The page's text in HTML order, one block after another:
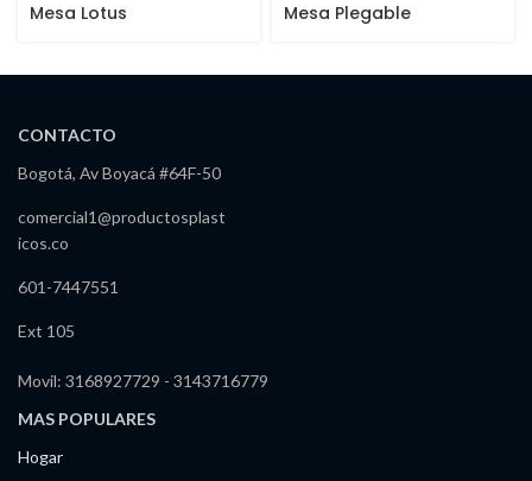
Mesa Lotus
Mesa Plegable
CONTACTO
Bogotá, Av Boyacá #64F-50
comercial1@productosplast
icos.co
601-7447551
Ext 105
Movil: 3168927729 - 3143716779
MAS POPULARES
Hogar